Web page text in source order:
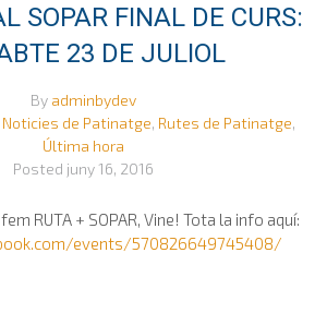
SOPAR FINAL DE CURS:
23 DE JULIOL
By adminbydev
Noticies de Patinatge, Rutes de Patinatge,
Última hora
Posted juny 16, 2016
RUTA + SOPAR, Vine! Tota la info aquí:
events/570826649745408/